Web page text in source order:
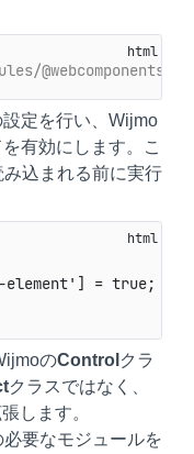
@webcomponents/
定を行い、Wijmo
有効にします。こ
込まれる前に実行
のControl クラ
クラスではなく、
します。
要なモジュールを